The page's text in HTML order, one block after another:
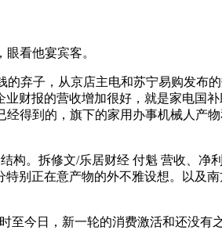
看他宴宾客。
弃子，从京店主电和苏宁易购发布
财报的营收增加很好，就是家电国
得到的，旗下的家用办事机械人产
。拆修文/乐居财经 付魁 营收、净
别正在意产物的外不雅设想。以及南
今日，新一轮的消费激活和还没有